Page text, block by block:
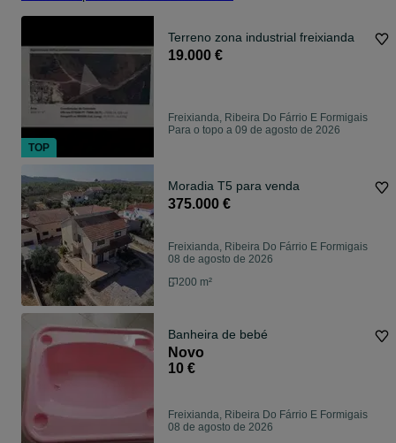
Terreno zona industrial freixianda
19.000 €
Freixianda, Ribeira Do Fárrio E Formigais
Para o topo a 09 de agosto de 2026
Moradia T5 para venda
375.000 €
Freixianda, Ribeira Do Fárrio E Formigais
08 de agosto de 2026
200 m²
Banheira de bebé
Novo
10 €
Freixianda, Ribeira Do Fárrio E Formigais
08 de agosto de 2026
TOP